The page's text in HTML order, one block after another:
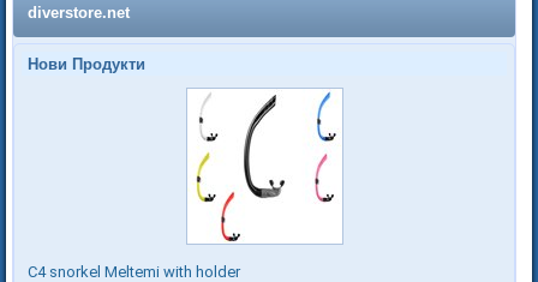
diverstore.net
Нови Продукти
C4 snorkel Meltemi with holder